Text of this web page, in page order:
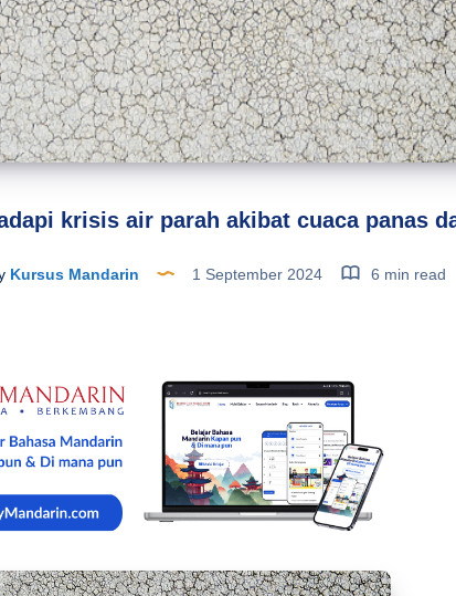
krisis air parah akibat cuaca panas
Kursus Mandarin 1 September 2024 6 min read